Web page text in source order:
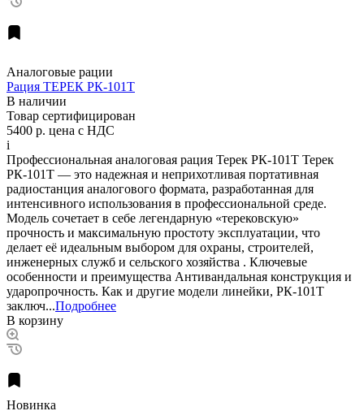
Аналоговые рации
Рация ТЕРЕК РК-101Т
В наличии
Товар сертифицирован
5400 р. цена с НДС
i
Профессиональная аналоговая рация Терек РК-101Т Терек
РК-101Т — это надежная и неприхотливая портативная
радиостанция аналогового формата, разработанная для
интенсивного использования в профессиональной среде.
Модель сочетает в себе легендарную «терековскую»
прочность и максимальную простоту эксплуатации, что
делает её идеальным выбором для охраны, строителей,
инженерных служб и сельского хозяйства . Ключевые
особенности и преимущества Антивандальная конструкция и
ударопрочность. Как и другие модели линейки, РК-101Т
заключ...Подробнее
В корзину
Новинка